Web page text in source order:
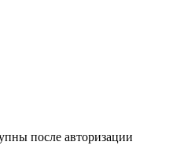
после авторизации